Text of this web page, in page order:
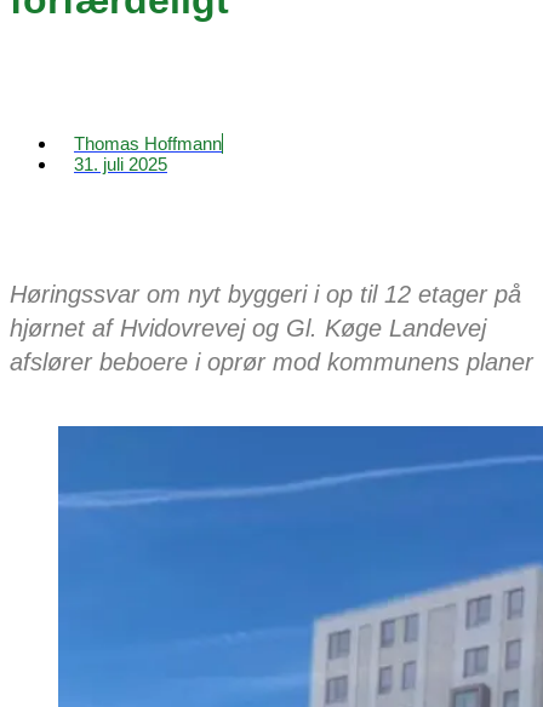
Thomas Hoffmann
31. juli 2025
Høringssvar om nyt byggeri i op til 12 etager på
hjørnet af Hvidovrevej og Gl. Køge Landevej
afslører beboere i oprør mod kommunens planer